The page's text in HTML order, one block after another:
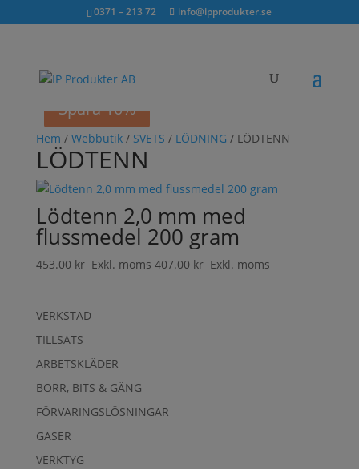
inkl. moms0371 – 213 72 info@ipprodukter.se
Sök...
×
Hem / Webbutik/ SVETS / LÖDNING / LÖDTENN
LÖDTENN
Spara 10%
Lödtenn 2,0 mm med
flussmedel 200 gram
453.00krExkl. moms 407.00 krExkl. moms
VERKSTAD
TILLSATS
ARBETSKLÄDER
BORR, BITS & GÄNG
FÖRVARINGSLÖSNINGAR
GASER
VERKTYG